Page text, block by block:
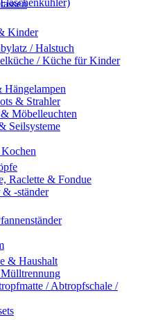
Kinder
/ Halstuch
/ Küche für Kinder
Hängelampen
& Strahler
Möbelleuchten
Seilsysteme
Raclette & Fondue
-ständer
& Haushalt
/ Abtropfschale /